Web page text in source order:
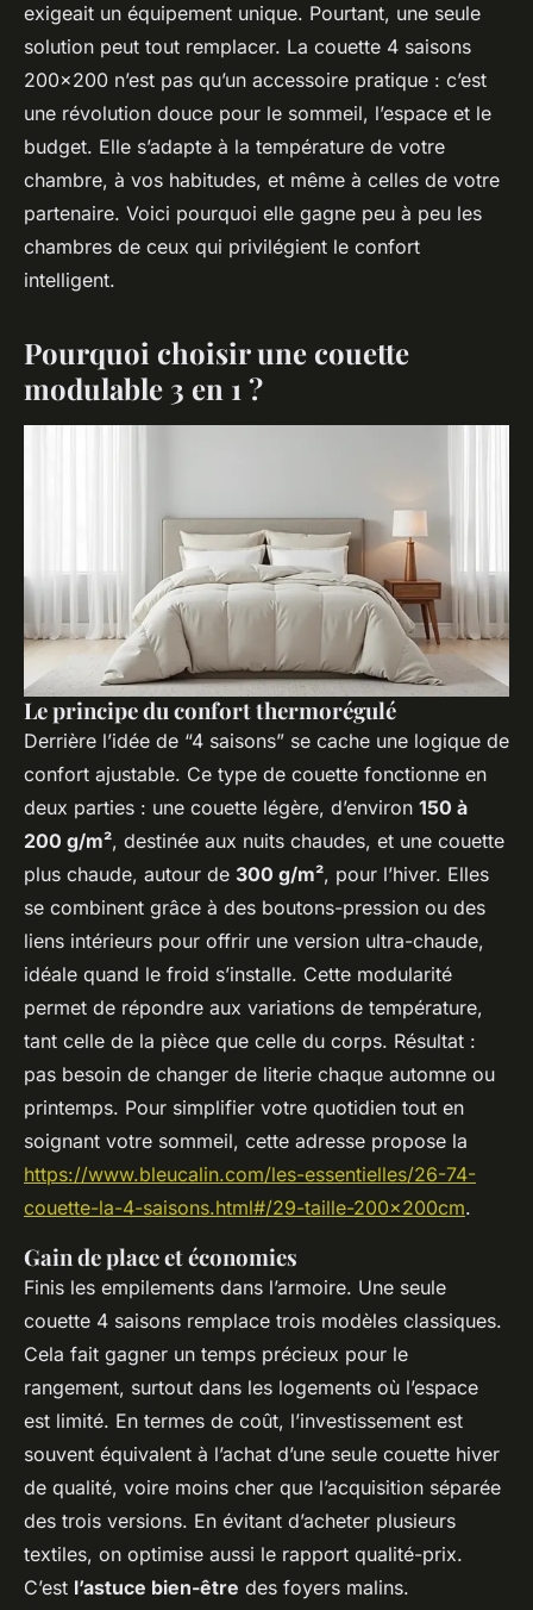
exigeait un équipement unique. Pourtant, une seule
solution peut tout remplacer. La couette 4 saisons
200x200 n’est pas qu’un accessoire pratique : c’est
une révolution douce pour le sommeil, l’espace et le
budget. Elle s’adapte à la température de votre
chambre, à vos habitudes, et même à celles de votre
partenaire. Voici pourquoi elle gagne peu à peu les
chambres de ceux qui privilégient le confort
intelligent.
Pourquoi choisir une couette
modulable 3 en 1 ?
Le principe du confort thermorégulé
Derrière l’idée de “4 saisons” se cache une logique de
confort ajustable. Ce type de couette fonctionne en
deux parties : une couette légère, d’environ 150 à
200 g/m², destinée aux nuits chaudes, et une couette
plus chaude, autour de 300 g/m², pour l’hiver. Elles
se combinent grâce à des boutons-pression ou des
liens intérieurs pour offrir une version ultra-chaude,
idéale quand le froid s’installe. Cette modularité
permet de répondre aux variations de température,
tant celle de la pièce que celle du corps. Résultat :
pas besoin de changer de literie chaque automne ou
printemps. Pour simplifier votre quotidien tout en
soignant votre sommeil, cette adresse propose la
https://www.bleucalin.com/les-essentielles/26-74-
couette-la-4-saisons.html#/29-taille-200x200cm.
Gain de place et économies
Finis les empilements dans l’armoire. Une seule
couette 4 saisons remplace trois modèles classiques.
Cela fait gagner un temps précieux pour le
rangement, surtout dans les logements où l’espace
est limité. En termes de coût, l’investissement est
souvent équivalent à l’achat d’une seule couette hiver
de qualité, voire moins cher que l’acquisition séparée
des trois versions. En évitant d’acheter plusieurs
textiles, on optimise aussi le rapport qualité-prix.
C’est l’astuce bien-être des foyers malins.